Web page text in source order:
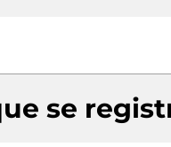
se